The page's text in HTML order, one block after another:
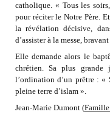
catholique. « Tous les
pour réciter le Notre Père.
la révélation décisive,
d’assister à la messe,
Elle demande alors le
chrétien. Sa plus grande
l’ordination d’un prêtre : «
pleine terre d’islam ».
Jean-Marie Dumont (